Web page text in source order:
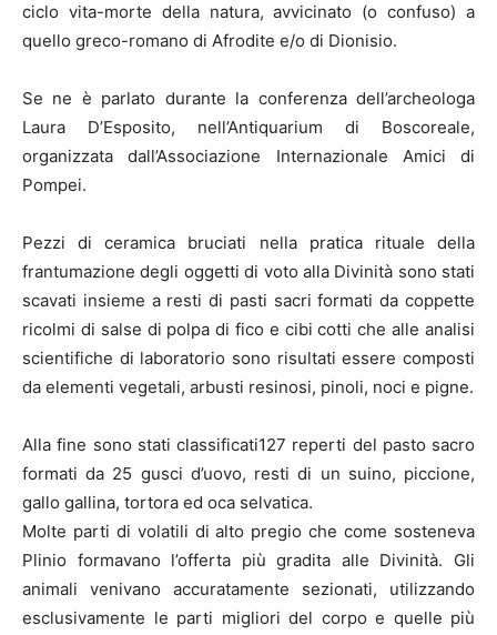
ciclo vita-morte della natura, avvicinato (o confuso) a
quello greco-romano di Afrodite e/o di Dionisio.
Se ne è parlato durante la conferenza dell’archeologa
Laura D’Esposito, nell’Antiquarium di Boscoreale,
organizzata dall’Associazione Internazionale Amici di
Pompei.
Pezzi di ceramica bruciati nella pratica rituale della
frantumazione degli oggetti di voto alla Divinità sono stati
scavati insieme a resti di pasti sacri formati da coppette
ricolmi di salse di polpa di fico e cibi cotti che alle analisi
scientifiche di laboratorio sono risultati essere composti
da elementi vegetali, arbusti resinosi, pinoli, noci e pigne.
Alla fine sono stati classificati127 reperti del pasto sacro
formati da 25 gusci d’uovo, resti di un suino, piccione,
gallo gallina, tortora ed oca selvatica.
Molte parti di volatili di alto pregio che come sosteneva
Plinio formavano l’offerta più gradita alle Divinità. Gli
animali venivano accuratamente sezionati, utilizzando
esclusivamente le parti migliori del corpo e quelle più